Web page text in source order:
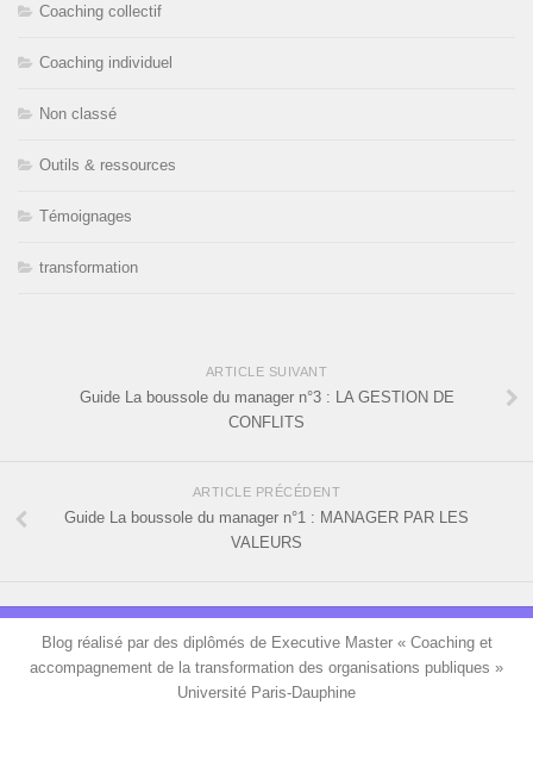
Coaching collectif
Coaching individuel
Non classé
Outils & ressources
Témoignages
transformation
ARTICLE SUIVANT
Guide La boussole du manager n°3 : LA GESTION DE
CONFLITS
ARTICLE PRÉCÉDENT
Guide La boussole du manager n°1 : MANAGER PAR LES
VALEURS
Blog réalisé par des diplômés de Executive Master « Coaching et
accompagnement de la transformation des organisations publiques »
Université Paris-Dauphine